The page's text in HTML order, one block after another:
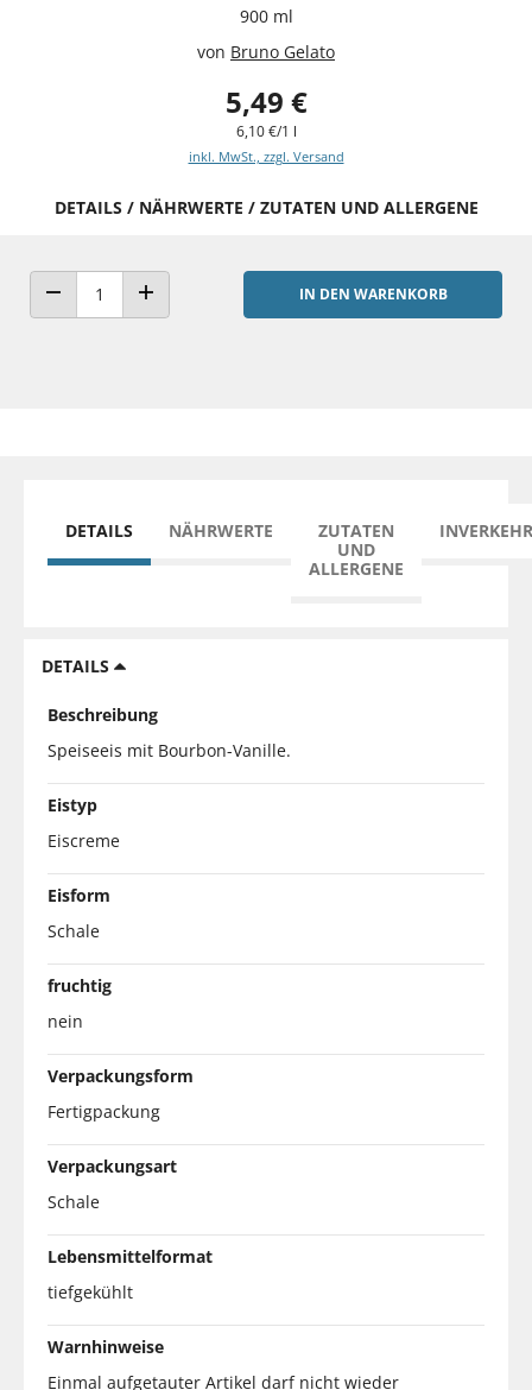
900 ml
von Bruno Gelato
5,49 €
6,10 €/1 l
inkl. MwSt., zzgl. Versand
DETAILS / NÄHRWERTE / ZUTATEN UND ALLERGENE
ANZAHL VERRINGERNANZAHL ERHÖHEN
IN DEN WARENKORB
DETAILS NÄHRWERTE
ZUTATEN
UND
ALLERGENE
DETAILS
Beschreibung
Speiseeis mit Bourbon-Vanille.
Eistyp
Eiscreme
Eisform
Schale
fruchtig
nein
Verpackungsform
Fertigpackung
Verpackungsart
Schale
Lebensmittelformat
tiefgekühlt
Warnhinweise
Einmal aufgetauter Artikel darf nicht wieder